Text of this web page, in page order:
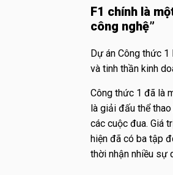
F1 chính là
công nghệ”
Dự án Công thức
và tinh thần kinh
Công thức 1 đã là
là giải đấu thể
các cuộc đua. Giá
hiện đã có ba tập
thời nhận nhiều sự